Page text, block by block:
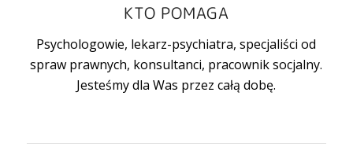
KTO POMAGA
Psychologowie, lekarz-psychiatra, specjaliści od
spraw prawnych, konsultanci, pracownik socjalny.
Jesteśmy dla Was przez całą dobę.